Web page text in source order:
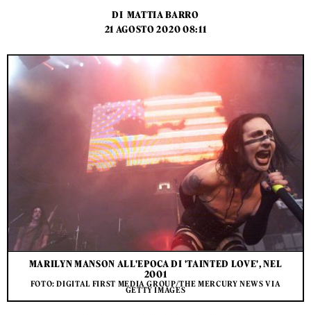
DI MATTIA BARRO
21 AGOSTO 2020 08:11
MARILYN MANSON ALL'EPOCA DI 'TAINTED LOVE', NEL
2001
FOTO: DIGITAL FIRST MEDIA GROUP/THE MERCURY NEWS VIA
GETTY IMAGES